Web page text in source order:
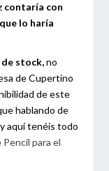
contaría con
lo haría
de stock,no
de Cupertino
de este
hablando de
aquí tenéis todo
para el